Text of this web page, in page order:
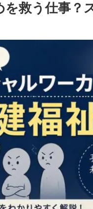
救う仕事？